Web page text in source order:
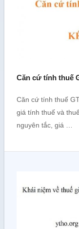
Căn cứ tính thuế
Căn cứ tính thuế
giá tính thuế và
nguyên tắc, giá …